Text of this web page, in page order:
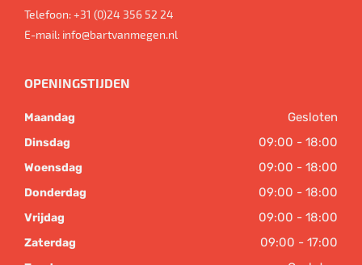
Telefoon:+31 (0)24 356 52 24
E-mail: info@bartvanmegen.nl
OPENINGSTIJDEN
Maandag Gesloten
Dinsdag 09:00 - 18:00
Woensdag 09:00 - 18:00
Donderdag 09:00 - 18:00
Vrijdag 09:00 - 18:00
Zaterdag 09:00 - 17:00